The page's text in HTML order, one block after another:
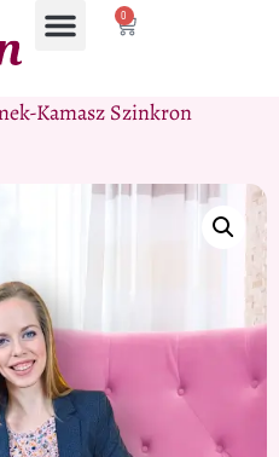
0
Kamasz Szinkron